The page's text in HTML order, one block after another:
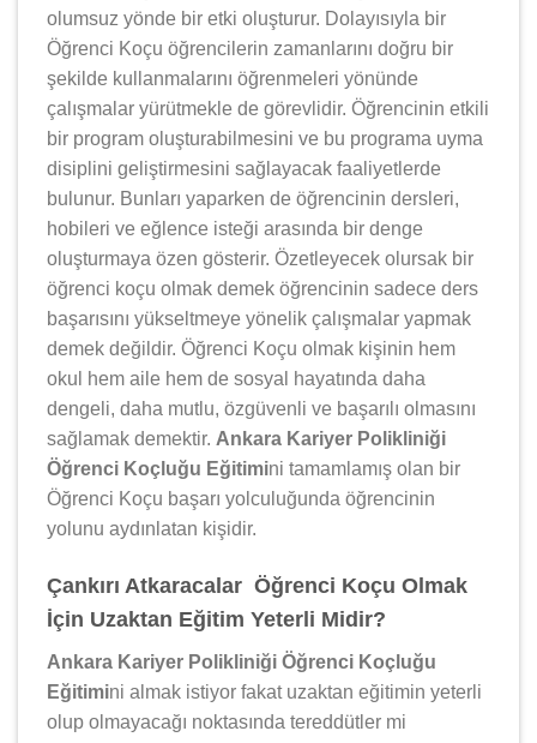
olumsuz yönde bir etki oluşturur. Dolayısıyla bir
Öğrenci Koçu öğrencilerin zamanlarını doğru bir
şekilde kullanmalarını öğrenmeleri yönünde
çalışmalar yürütmekle de görevlidir. Öğrencinin etkili
bir program oluşturabilmesini ve bu programa uyma
disiplini geliştirmesini sağlayacak faaliyetlerde
bulunur. Bunları yaparken de öğrencinin dersleri,
hobileri ve eğlence isteği arasında bir denge
oluşturmaya özen gösterir. Özetleyecek olursak bir
öğrenci koçu olmak demek öğrencinin sadece ders
başarısını yükseltmeye yönelik çalışmalar yapmak
demek değildir. Öğrenci Koçu olmak kişinin hem
okul hem aile hem de sosyal hayatında daha
dengeli, daha mutlu, özgüvenli ve başarılı olmasını
sağlamak demektir. Ankara Kariyer Polikliniği
Öğrenci Koçluğu Eğitimini tamamlamış olan bir
Öğrenci Koçu başarı yolculuğunda öğrencinin
yolunu aydınlatan kişidir.
Çankırı Atkaracalar Öğrenci Koçu Olmak
İçin Uzaktan Eğitim Yeterli Midir?
Ankara Kariyer Polikliniği Öğrenci Koçluğu
Eğitimini almak istiyor fakat uzaktan eğitimin yeterli
olup olmayacağı noktasında tereddütler mi